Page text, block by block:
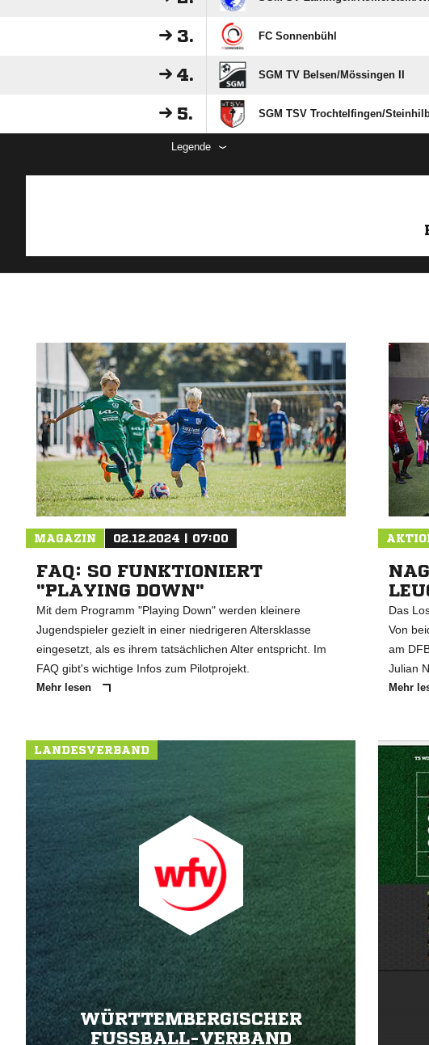
3. FC Sonnenbühl
4. SGM TV Belsen/​Mössingen II
5. SGM TSV Trochtelfingen/​
Legende
MAGAZIN 02.12.2024 | 07:00
FAQ: SO FUNKTIONIERT
"PLAYING DOWN"
Mit dem Programm "Playing Down" werden kleinere
Jugendspieler gezielt in einer niedrigeren Altersklasse
eingesetzt, als es ihrem tatsächlichen Alter entspricht. Im
FAQ gibt's wichtige Infos zum Pilotprojekt.
Mehr lesen
Das
Von
am
Julian
Mehr
LANDESVERBAND
WÜRTTEMBERGISCHER
FUSSBALL-VERBAND